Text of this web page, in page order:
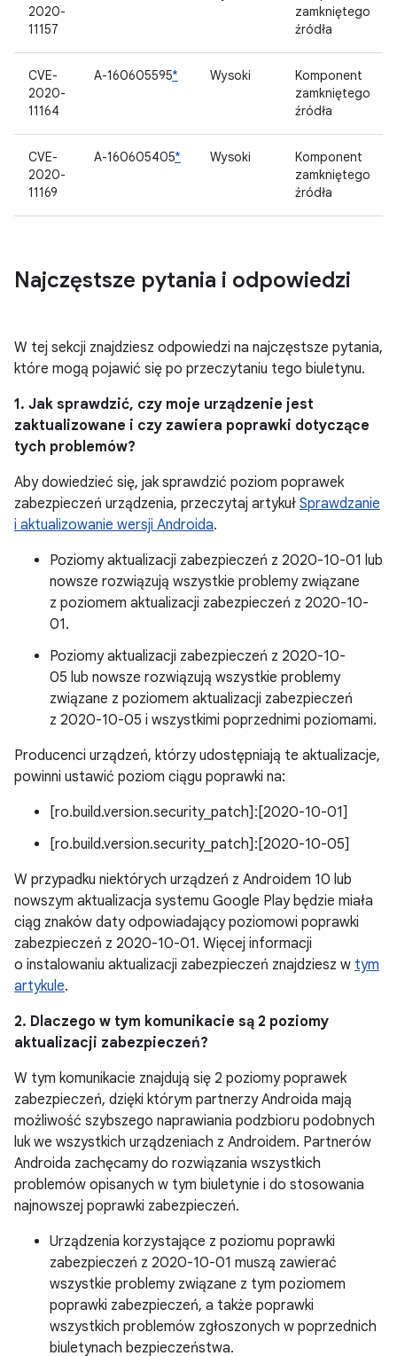
2020-
11157
zamkniętego
źródła
CVE-
2020-
11164
A-160605595* Wysoki
Komponent
zamkniętego
źródła
CVE-
2020-
11169
A-160605405* Wysoki
Komponent
zamkniętego
źródła
Najczęstsze pytania i odpowiedzi
W tej sekcji znajdziesz odpowiedzi na najczęstsze pytania,
które mogą pojawić się po przeczytaniu tego biuletynu.
1. Jak sprawdzić, czy moje urządzenie jest
zaktualizowane i czy zawiera poprawki dotyczące
tych problemów?
Aby dowiedzieć się, jak sprawdzić poziom poprawek
zabezpieczeń urządzenia, przeczytaj artykuł Sprawdzanie
i aktualizowanie wersji Androida.
Poziomy aktualizacji zabezpieczeń z 2020-10-01 lub
nowsze rozwiązują wszystkie problemy związane
z poziomem aktualizacji zabezpieczeń z 2020-10-
01.
Poziomy aktualizacji zabezpieczeń z 2020-10-
05 lub nowsze rozwiązują wszystkie problemy
związane z poziomem aktualizacji zabezpieczeń
z 2020-10-05 i wszystkimi poprzednimi poziomami.
Producenci urządzeń, którzy udostępniają te aktualizacje,
powinni ustawić poziom ciągu poprawki na:
[ro.build.version.security_patch]:[2020-10-01]
[ro.build.version.security_patch]:[2020-10-05]
W przypadku niektórych urządzeń z Androidem 10 lub
nowszym aktualizacja systemu Google Play będzie miała
ciąg znaków daty odpowiadający poziomowi poprawki
zabezpieczeń z 2020-10-01. Więcej informacji
o instalowaniu aktualizacji zabezpieczeń znajdziesz w tym
artykule.
2. Dlaczego w tym komunikacie są 2 poziomy
aktualizacji zabezpieczeń?
W tym komunikacie znajdują się 2 poziomy poprawek
zabezpieczeń, dzięki którym partnerzy Androida mają
możliwość szybszego naprawiania podzbioru podobnych
luk we wszystkich urządzeniach z Androidem. Partnerów
Androida zachęcamy do rozwiązania wszystkich
problemów opisanych w tym biuletynie i do stosowania
najnowszej poprawki zabezpieczeń.
Urządzenia korzystające z poziomu poprawki
zabezpieczeń z 2020-10-01 muszą zawierać
wszystkie problemy związane z tym poziomem
poprawki zabezpieczeń, a także poprawki
wszystkich problemów zgłoszonych w poprzednich
biuletynach bezpieczeństwa.